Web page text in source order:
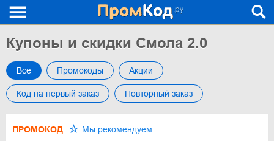
Купоны и скидки Смола 2.0
Все Промокоды Акции
Код на первый заказ Повторный заказ
ПРОМОКОД Мы рекомендуем